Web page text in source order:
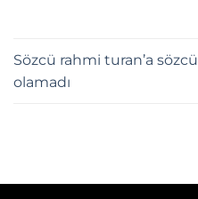
Sözcü rahmi turan’a sözcü
olamadı